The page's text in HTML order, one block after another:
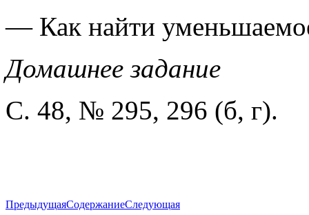
— Как найти
Домашнее задание
С. 48, № 295, 296 (б, г).
ПредыдущаяСодержаниеСледующая